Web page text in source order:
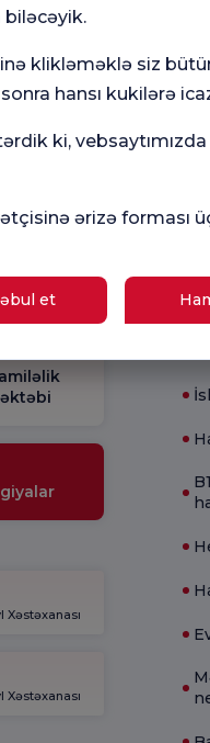
Xəstəxanası
Xəstəxanası
klikləməklə siz
hansı kukilərə
ki,
ərizə forması
et